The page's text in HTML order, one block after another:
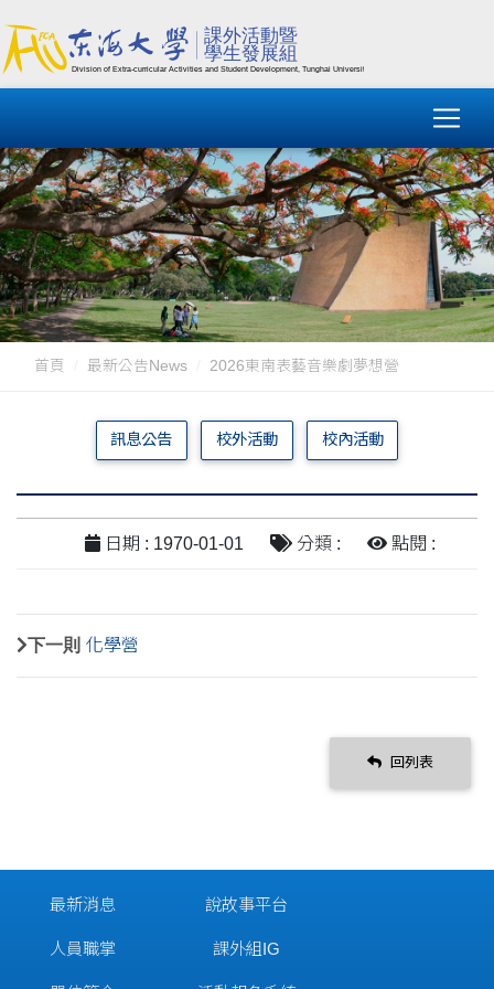
首頁 最新公告News 2026東南表藝音樂劇夢想營
訊息公告 校外活動 校內活動
日期 : 1970-01-01 分類 : 點閱 :
下一則 化學營
回列表
最新消息
人員職掌
說故事平台
課外組IG